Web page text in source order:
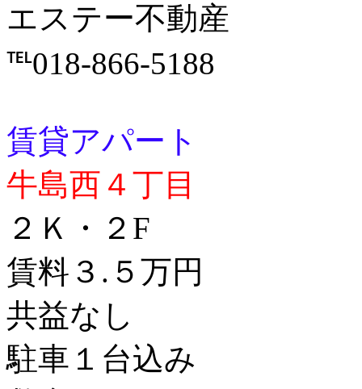
エステー不動産
℡018-866-5188
賃貸アパート
牛島西４丁目
２Ｋ・２F
賃料３.５万円
共益なし
駐車１台込み